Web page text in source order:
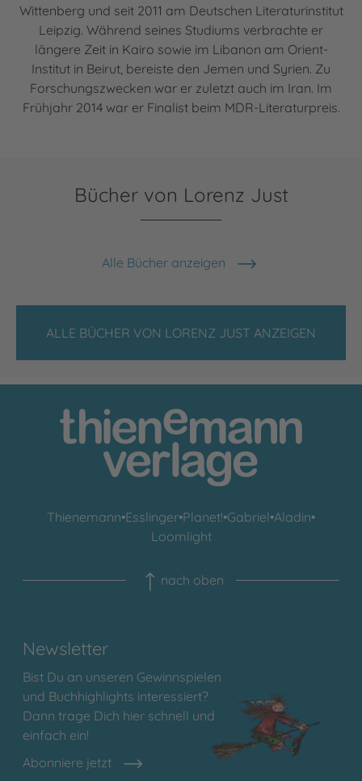
Wittenberg und seit 2011 am Deutschen Literaturinstitut
Leipzig. Während seines Studiums verbrachte er
längere Zeit in Kairo sowie im Libanon am Orient-
Institut in Beirut, bereiste den Jemen und Syrien. Zu
Forschungszwecken war er zuletzt auch im Iran. Im
Frühjahr 2014 war er Finalist beim MDR-Literaturpreis.
Bücher von Lorenz Just
Alle Bücher anzeigen
ALLE BÜCHER VON LORENZ JUST ANZEIGEN
Thienemann•Esslinger•Planet!•Gabriel•Aladin•
Loomlight
nach oben
Newsletter
Bist Du an unseren Gewinnspielen
und Buchhighlights interessiert?
Dann trage Dich hier schnell und
einfach ein!
Abonniere jetzt